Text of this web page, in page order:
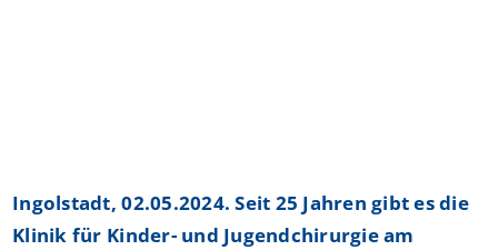
Ingolstadt, 02.05.2024. Seit 25 Jahren gibt es die
Klinik für Kinder- und Jugendchirurgie am